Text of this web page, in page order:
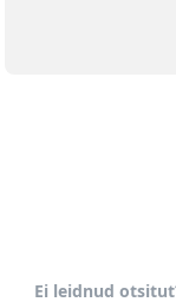
Ei leidnud